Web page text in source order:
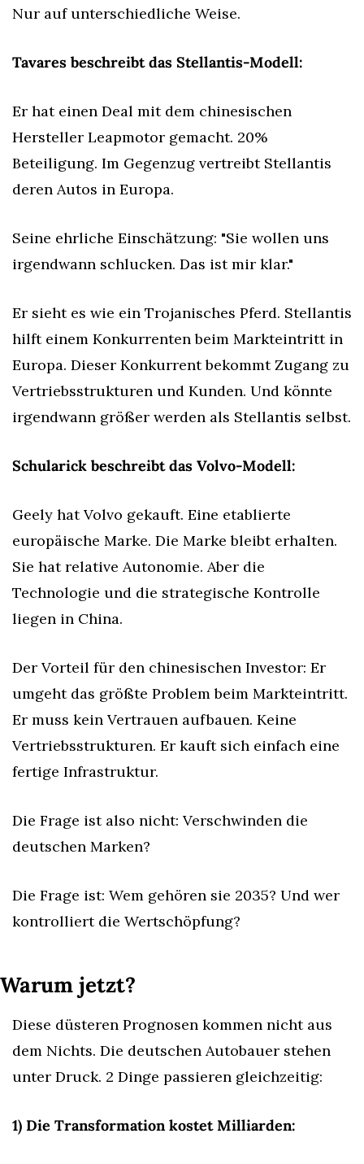
Nur auf unterschiedliche Weise.
Tavares beschreibt das Stellantis-Modell:
Er hat einen Deal mit dem chinesischen
Hersteller Leapmotor gemacht. 20%
Beteiligung. Im Gegenzug vertreibt Stellantis
deren Autos in Europa.
Seine ehrliche Einschätzung: "Sie wollen uns
irgendwann schlucken. Das ist mir klar."
Er sieht es wie ein Trojanisches Pferd. Stellantis
hilft einem Konkurrenten beim Markteintritt in
Europa. Dieser Konkurrent bekommt Zugang zu
Vertriebsstrukturen und Kunden. Und könnte
irgendwann größer werden als Stellantis selbst.
Schularick beschreibt das Volvo-Modell:
Geely hat Volvo gekauft. Eine etablierte
europäische Marke. Die Marke bleibt erhalten.
Sie hat relative Autonomie. Aber die
Technologie und die strategische Kontrolle
liegen in China.
Der Vorteil für den chinesischen Investor: Er
umgeht das größte Problem beim Markteintritt.
Er muss kein Vertrauen aufbauen. Keine
Vertriebsstrukturen. Er kauft sich einfach eine
fertige Infrastruktur.
Die Frage ist also nicht: Verschwinden die
deutschen Marken?
Die Frage ist: Wem gehören sie 2035? Und wer
kontrolliert die Wertschöpfung?
Warum jetzt?
Diese düsteren Prognosen kommen nicht aus
dem Nichts. Die deutschen Autobauer stehen
unter Druck. 2 Dinge passieren gleichzeitig:
1) Die Transformation kostet Milliarden: